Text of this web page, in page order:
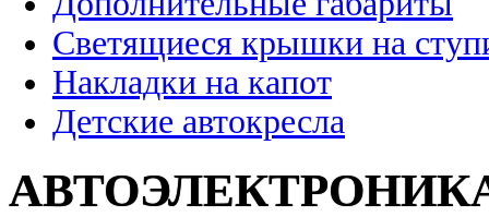
Светящиеся крышки на
Накладки на капот
Детские автокресла